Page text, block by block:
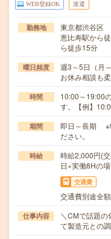
WEB登録OK 派遣
勤務地
東京都渋谷区
恵比寿駅から
ら徒歩15分
曜日頻度
週3～5日（月
お休み相談も
時間
10:00～19:00
す。【例】
期間
即日～長期 ※9
ださい。
時給
時給2,000円(
日×実働8Hの場
交通費
交通費別途全
仕事内容
＼CMで話題の
て製造元との